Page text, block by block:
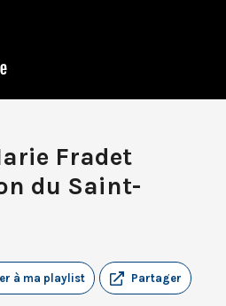
Fradet
du Saint-
Partager
à ma playlist